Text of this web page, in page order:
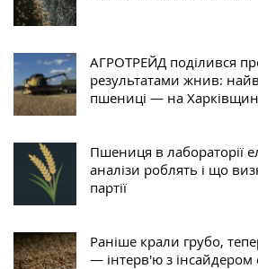
АГРОТРЕЙД поділився
результатами жнив:
пшениці — на
Пшениця в лабораторії
аналізи роблять і що
партії
Раніше крали грубо,
— інтерв'ю з інсайдером